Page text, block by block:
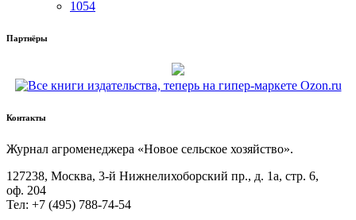
1054
Партнёры
Контакты
Жур­нал агро­ме­не­дже­ра «Новое сель­ское хозяйство».
127238, Москва, 3‑й Ниж­не­ли­хо­бор­ский пр., д. 1а, стр. 6,
оф. 204
Тел: +7 (495) 788‑74‑54